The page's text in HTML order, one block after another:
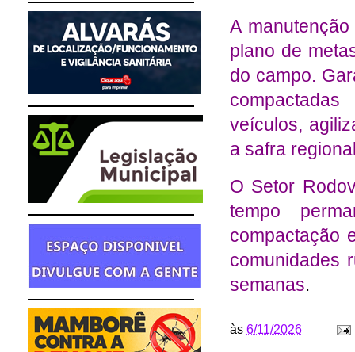
A
plano de
do campo.
veículos,
a safra
O Setor
tempo
compactação
comunidades
semanas.
às 6/11/2026